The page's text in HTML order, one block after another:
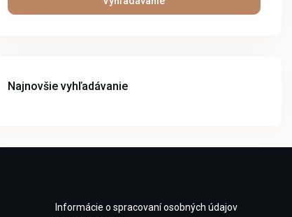
Najnovšie vyhľadávanie
Informácie o spracovaní osobných údajov